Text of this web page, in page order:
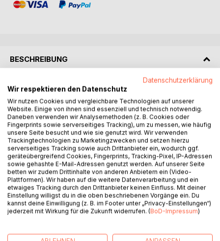
BESCHREIBUNG
Did you observe new Startups burning Millions in just a few
days? This is what happened more than once in recent
years, however sometimes startups are successful.
If you are seriously thinking about starting your own
business you need to give deep consideration to a lot of
factors before taking the plunge. A very high percentage
of start-ups fail - often in a very short space of time. And
the reasons for failure are numerous and wide-ranging. If
you don't give sufficient thought and planning to your new
venture it is very likely that you will be among them. It is
always helpful to know of other people's experiences in
these sort of areas. What they did - or didn't do - can
provide you with clear pointers as to how you should
have failed. Their failures might contain the seeds of your
Datenschutzerklärung
Wir respektieren den Datenschutz
Wir nutzen Cookies und vergleichbare Technologien auf unserer
Website. Einige von ihnen sind essenziell und technisch notwendig.
Daneben verwenden wir Analysemethoden (z. B. Cookies oder
Fingerprints sowie serverseitiges Tracking), um zu messen, wie häufig
unsere Seite besucht und wie sie genutzt wird. Wir verwenden
Trackingtechnologien zu Marketingzwecken und setzen hierzu
serverseitiges Tracking sowie auch Drittanbieter ein, wodurch ggf.
geräteübergreifend Cookies, Fingerprints, Tracking-Pixel, IP-Adressen
sowie gehashte E-Mail-Adressen genutzt werden. Auf unserer Seite
betten wir zudem Drittinhalte von anderen Anbietern ein (Video-
Plattformen). Wir haben auf die weitere Datenverarbeitung und ein
etwaiges Tracking durch den Drittanbieter keinen Einfluss. Mit deiner
Einstellung willigst du in die oben beschriebenen Vorgänge ein. Du
kannst deine Einwilligung (z. B. im Footer unter „Privacy-Einstellungen“)
jederzeit mit Wirkung für die Zukunft widerrufen. (BoD-Impressum)